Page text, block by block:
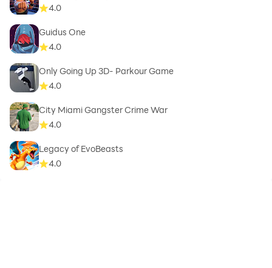
4.0
Guidus One
4.0
Only Going Up 3D- Parkour Game
4.0
City Miami Gangster Crime War
4.0
Legacy of EvoBeasts
4.0